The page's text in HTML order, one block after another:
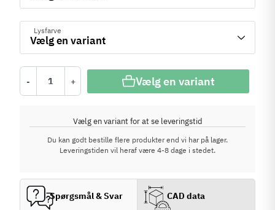
Lysfarve
- + Vælg en variant
Vælg en variant for at se leveringstid
Du kan godt bestille flere produkter end vi har på lager.
Leveringstiden vil heraf være 4-8 dage i stedet.
Spørgsmål & Svar CAD data